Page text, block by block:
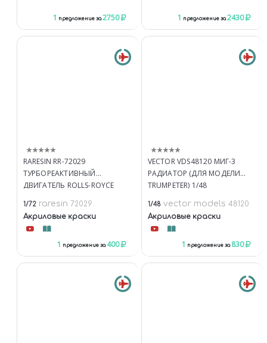
1 предложение за2750 1 предложение за2430
RARESIN RR-72029
ТУРБОРЕАКТИВНЫЙ
ДВИГАТЕЛЬ ROLLS-ROYCE
1/72 raresin 72029
Акриловые краски
1 предложение за 400
VECTOR VDS48120 МИГ-3
РАДИАТОР (ДЛЯ МОДЕЛИ
TRUMPETER) 1/48
1/48 vector models 48120
Акриловые краски
1 предложение за 830